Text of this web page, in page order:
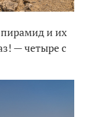
и их
— четыре с